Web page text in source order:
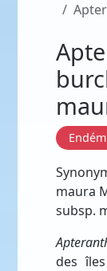
maura
subsp.
des